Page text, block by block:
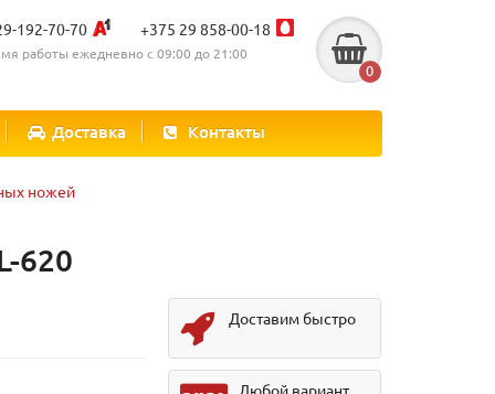
192-70-70 +375 29 858-00-18
работы ежедневно с 09:00 до 21:00
0
Доставка Контакты
ножей
620
Доставим быстро
Любой вариант